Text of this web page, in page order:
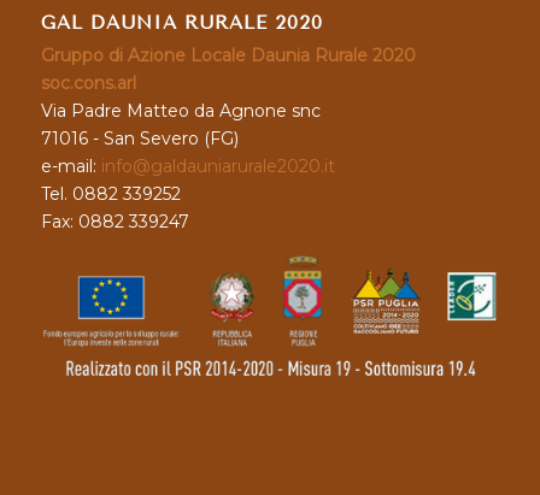
GAL DAUNIA RURALE 2020
Gruppo di Azione Locale Daunia Rurale 2020
soc.cons.arl
Via Padre Matteo da Agnone snc
71016 - San Severo (FG)
e-mail: info@galdauniarurale2020.it
Tel. 0882 339252
Fax: 0882 339247